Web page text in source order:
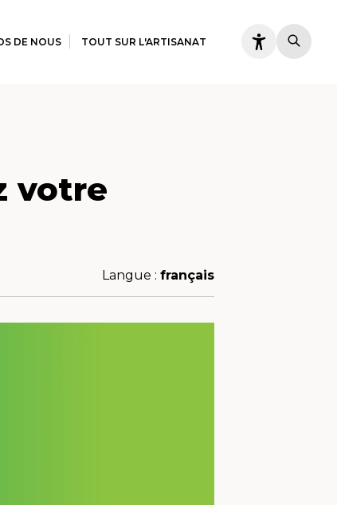
DE NOUS TOUT SUR L'ARTISANAT
votre
Langue : français